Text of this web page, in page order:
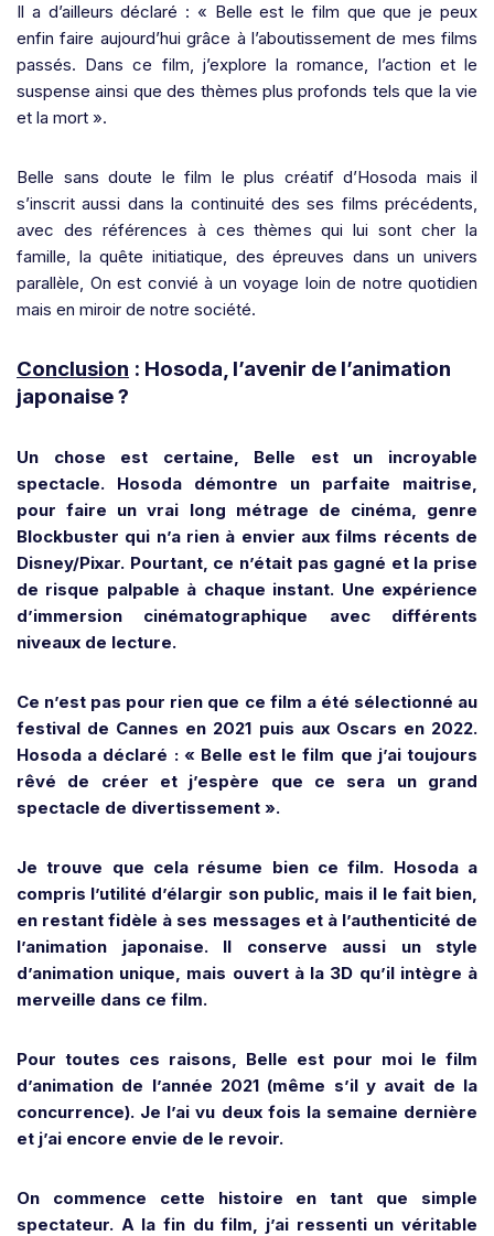
Il a d’ailleurs déclaré : « Belle est le film que que je peux
enfin faire aujourd’hui grâce à l’aboutissement de mes films
passés. Dans ce film, j’explore la romance, l’action et le
suspense ainsi que des thèmes plus profonds tels que la vie
et la mort ».
Belle sans doute le film le plus créatif d’Hosoda mais il
s’inscrit aussi dans la continuité des ses films précédents,
avec des références à ces thèmes qui lui sont cher la
famille, la quête initiatique, des épreuves dans un univers
parallèle, On est convié à un voyage loin de notre quotidien
mais en miroir de notre société.
Conclusion : Hosoda, l’avenir de l’animation
japonaise ?
Un chose est certaine, Belle est un incroyable
spectacle. Hosoda démontre un parfaite maitrise,
pour faire un vrai long métrage de cinéma, genre
Blockbuster qui n’a rien à envier aux films récents de
Disney/Pixar. Pourtant, ce n’était pas gagné et la prise
de risque palpable à chaque instant. Une expérience
d’immersion cinématographique avec différents
niveaux de lecture.
Ce n’est pas pour rien que ce film a été sélectionné au
festival de Cannes en 2021 puis aux Oscars en 2022.
Hosoda a déclaré : « Belle est le film que j’ai toujours
rêvé de créer et j’espère que ce sera un grand
spectacle de divertissement ».
Je trouve que cela résume bien ce film. Hosoda a
compris l’utilité d’élargir son public, mais il le fait bien,
en restant fidèle à ses messages et à l’authenticité de
l’animation japonaise. Il conserve aussi un style
d’animation unique, mais ouvert à la 3D qu’il intègre à
merveille dans ce film.
Pour toutes ces raisons, Belle est pour moi le film
d’animation de l’année 2021 (même s’il y avait de la
concurrence). Je l’ai vu deux fois la semaine dernière
et j’ai encore envie de le revoir.
On commence cette histoire en tant que simple
spectateur. A la fin du film, j’ai ressenti un véritable